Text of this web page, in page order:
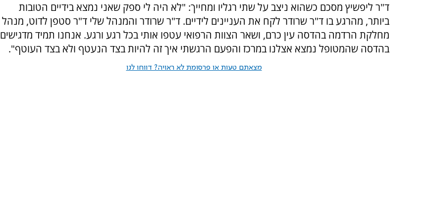
ד"ר ליפשיץ מסכם כשהוא ניצב על שתי רגליו ומחייך: "לא היה לי ספק שאני נמצא בידיים הטובות
ביותר, מהרגע בו ד"ר שרודר לקח את העניינים לידיים. ד"ר שרודר והמנהל שלי ד"ר סטפן לדוט, מנהל
מחלקת הרדמה בהדסה עין כרם, ושאר הצוות הרפואי עטפו אותי בכל רגע ורגע. אנחנו תמיד מדגישים
בהדסה שהמטופל נמצא אצלנו במרכז והפעם הרגשתי איך זה להיות בצד הנעטף ולא בצד העוטף".
מצאתם טעות או פרסומת לא ראויה? דווחו לנו